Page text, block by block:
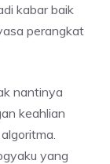
kabar baik
perangkat
nantinya
keahlian
yang